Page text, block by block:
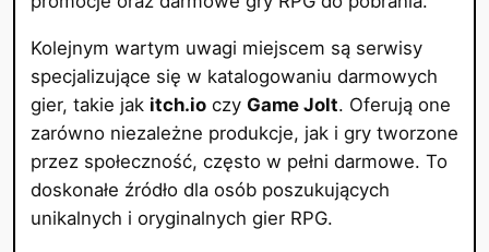
Kolejnym wartym uwagi miejscem są serwisy
specjalizujące się w katalogowaniu darmowych
gier, takie jak itch.ioczy Game Jolt. Oferują one
zarówno niezależne produkcje, jak i gry tworzone
przez społeczność, często w pełni darmowe. To
doskonałe źródło dla osób poszukujących
unikalnych i oryginalnych gier RPG.